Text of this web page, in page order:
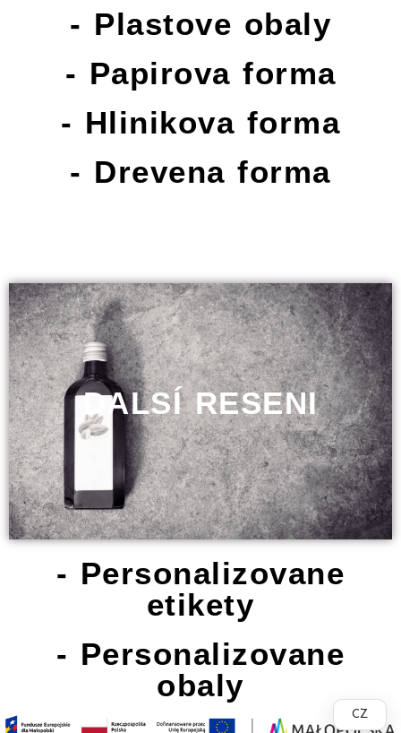
- Plastove obaly
- Papirova forma
- Hlinikova forma
- Drevena forma
DALSÍ RESENI
- Personalizovane
etikety
- Personalizovane
obaly
CZ